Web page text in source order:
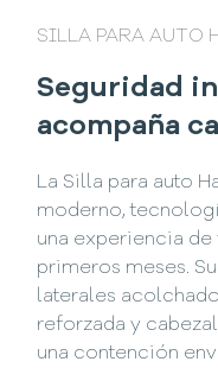
SILLA PARA AUTO
Seguridad
acompaña
La Silla para auto
moderno,
una experiencia
primeros meses.
laterales
reforzada y
una contención